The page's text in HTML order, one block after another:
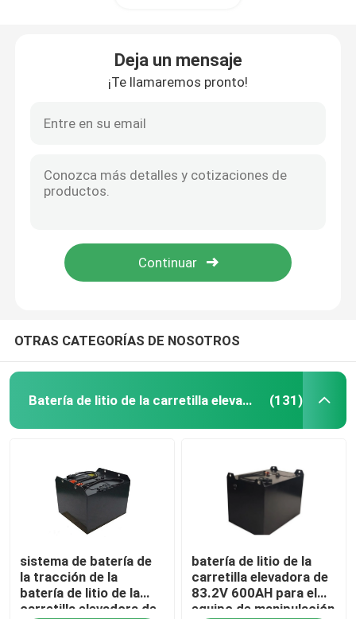
Hogar
Productos
Sobre nosotros
Deja un mensaje
¡Te llamaremos pronto!
OTRAS CATEGORÍAS DE NOSOTROS
Batería de litio de la carretilla elevadora (131)
sistema de batería de
la tracción de la
batería de litio de la
carretilla elevadora de
batería de litio de la
carretilla elevadora de
83.2V 600AH para el
equipo de manipulación